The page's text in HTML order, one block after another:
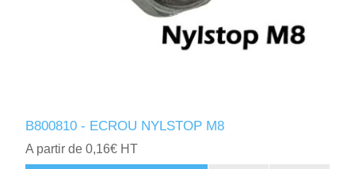
B800810 - ECROU NYLSTOP M8
A partir de 0,16€ HT